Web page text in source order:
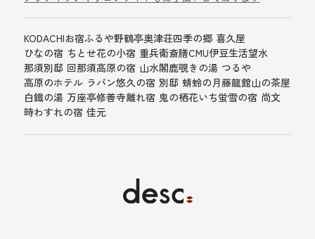
KODACHIお宿ふるや野鶴亭奥津荘四季の郷 喜久屋
ひなの宿 ちとせ花の小宿 重兵衛斎膳CMU伊豆生活望水
那須別邸 回那須高原の宿 山水閣鹿覗きの湯 つるや
高原のホテル ラパン悠久の宿 別邸 蜻蛉の月藤龍館山の茶屋
白鐡の湯 万座亭修善寺離れ宿 鬼の栖花いち蛍雪の宿 尚文
時わすれの宿 佳元